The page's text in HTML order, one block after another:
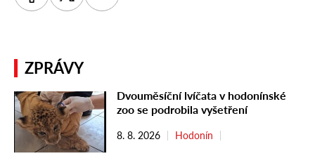
ZPRÁVY
Dvouměsíční lvíčata v hodonínské
zoo se podrobila vyšetření
8. 8. 2026 Hodonín